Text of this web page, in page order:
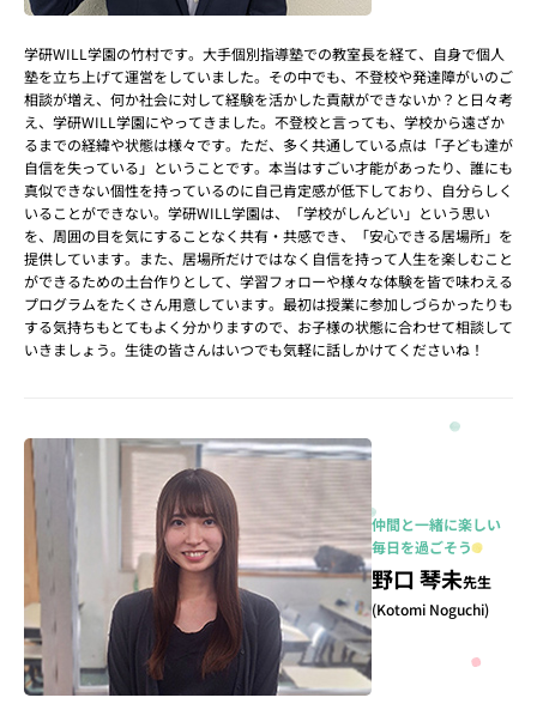
学研WILL学園の竹村です。大手個別指導塾での教室長を経て、自身で個人
塾を立ち上げて運営をしていました。その中でも、不登校や発達障がいのご
相談が増え、何か社会に対して経験を活かした貢献ができないか？と日々考
え、学研WILL学園にやってきました。不登校と言っても、学校から遠ざか
るまでの経緯や状態は様々です。ただ、多く共通している点は「子ども達が
自信を失っている」ということです。本当はすごい才能があったり、誰にも
真似できない個性を持っているのに自己肯定感が低下しており、自分らしく
いることができない。学研WILL学園は、「学校がしんどい」という思い
を、周囲の目を気にすることなく共有・共感でき、「安心できる居場所」を
提供しています。また、居場所だけではなく自信を持って人生を楽しむこと
ができるための土台作りとして、学習フォローや様々な体験を皆で味わえる
プログラムをたくさん用意しています。最初は授業に参加しづらかったりも
する気持ちもとてもよく分かりますので、お子様の状態に合わせて相談して
いきましょう。生徒の皆さんはいつでも気軽に話しかけてくださいね！
仲間と一緒に楽しい
毎日を過ごそう
野口 琴未先生
(Kotomi Noguchi)